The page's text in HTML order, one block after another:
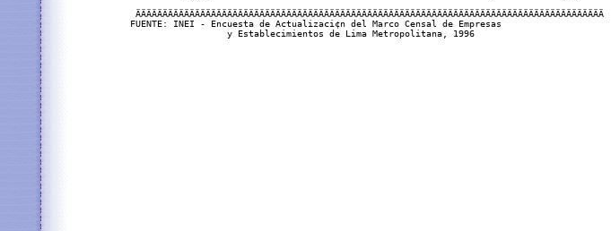
ÄÄÄÄÄÄÄÄÄÄÄÄÄÄÄÄÄÄÄÄÄÄÄÄÄÄÄÄÄÄÄÄÄÄÄÄÄÄÄÄÄÄÄÄÄÄÄÄÄÄÄÄÄÄÄÄÄÄÄÄÄÄÄÄÄÄÄÄÄÄÄÄÄÄÄÄÄÄÄÄÄÄÄÄÄÄÄ
FUENTE: INEI - Encuesta de Actualizaci¢n del Marco Censal de Empresas